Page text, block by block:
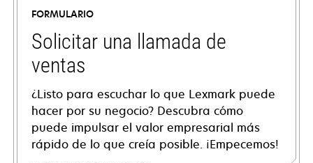
FORMULARIO
Solicitar una llamada de
ventas
¿Listo para escuchar lo que Lexmark puede
hacer por su negocio? Descubra cómo
puede impulsar el valor empresarial más
rápido de lo que creía posible. ¡Empecemos!